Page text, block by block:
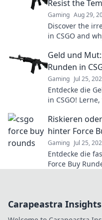
Resist the
Gaming Aug 29,
Discover the
in CSGO and
Geld und
Runden in
Gaming Jul 25,
Entdecke die
in CSGO!
Riskieren
hinter Force
Gaming Jul 25,
Entdecke die
Force Buy
Carapeastra Insights